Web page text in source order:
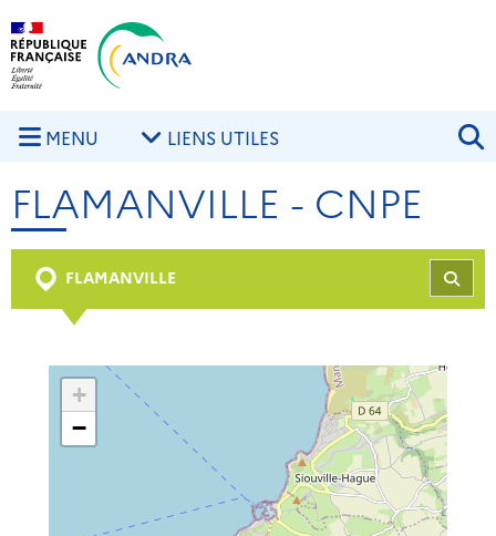
Aller au contenu principal
MENU LIENS UTILES
FLAMANVILLE - CNPE
FLAMANVILLE
+
−